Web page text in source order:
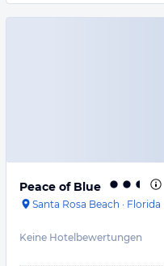
Peace of Blue
Santa Rosa Beach · Florida
Keine Hotelbewertungen